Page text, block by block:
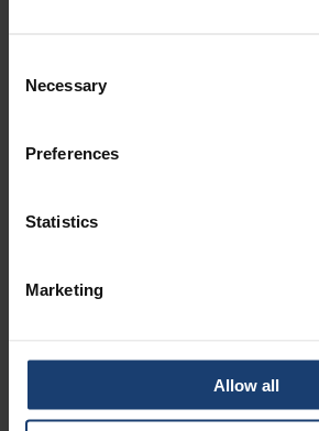
Selection
Necessary
Preferences
Statistics
Marketing
Allow all
kuvioihin Metson ja Endress
teknologia FDT. Cormeciin tuli
generaation valkaisun
CORMEC-5 ja POLAROX-5 ja
säilyivät. Kehittäjistä
UV kirkasteiden mittaustekniikan